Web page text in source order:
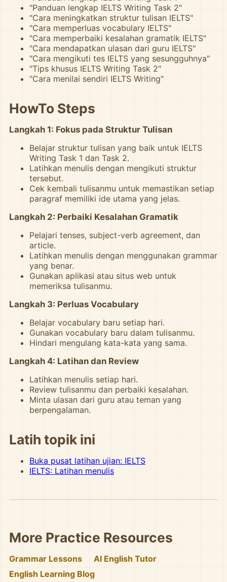
"Panduan lengkap IELTS Writing Task 2"
"Cara meningkatkan struktur tulisan IELTS"
"Cara memperluas vocabulary IELTS"
"Cara memperbaiki kesalahan gramatik IELTS"
"Cara mendapatkan ulasan dari guru IELTS"
"Cara mengikuti tes IELTS yang sesungguhnya"
"Tips khusus IELTS Writing Task 2"
"Cara menilai sendiri IELTS Writing"
HowTo Steps
Langkah 1: Fokus pada Struktur Tulisan
Belajar struktur tulisan yang baik untuk IELTS
Writing Task 1 dan Task 2.
Latihkan menulis dengan mengikuti struktur
tersebut.
Cek kembali tulisanmu untuk memastikan setiap
paragraf memiliki ide utama yang jelas.
Langkah 2: Perbaiki Kesalahan Gramatik
Pelajari tenses, subject-verb agreement, dan
article.
Latihkan menulis dengan menggunakan grammar
yang benar.
Gunakan aplikasi atau situs web untuk
memeriksa tulisanmu.
Langkah 3: Perluas Vocabulary
Belajar vocabulary baru setiap hari.
Gunakan vocabulary baru dalam tulisanmu.
Hindari mengulang kata-kata yang sama.
Langkah 4: Latihan dan Review
Latihkan menulis setiap hari.
Review tulisanmu dan perbaiki kesalahan.
Minta ulasan dari guru atau teman yang
berpengalaman.
Latih topik ini
Buka pusat latihan ujian: IELTS
IELTS: Latihan menulis
More Practice Resources
Grammar Lessons
AI English Tutor
English Learning Blog